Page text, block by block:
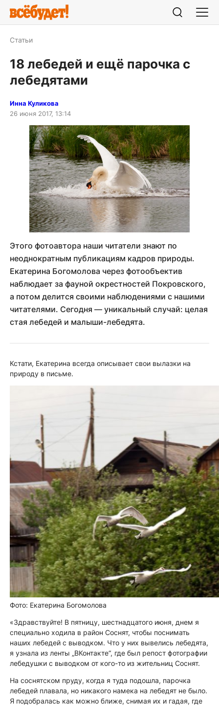
Статьи
18 лебедей и ещё парочка с
лебедятами
Инна Куликова
26 июня 2017, 13:14
Этого фотоавтора наши читатели знают по
неоднократным публикациям кадров природы.
Екатерина Богомолова через фотообъектив
наблюдает за фауной окрестностей Покровского,
а потом делится своими наблюдениями с нашими
читателями. Сегодня — уникальный случай: целая
стая лебедей и малыши-лебедята.
Кстати, Екатерина всегда описывает свои вылазки на
природу в письме.
Фото: Екатерина Богомолова
«Здравствуйте! В пятницу, шестнадцатого июня, днем я
специально ходила в район Соснят, чтобы поснимать
наших лебедей с выводком. Что у них вывелись лебедята,
я узнала из ленты „ВКонтакте“, где был репост фотографии
лебедушки с выводком от кого-то из жительниц Соснят.
На соснятском пруду, когда я туда подошла, парочка
лебедей плавала, но никакого намека на лебедят не было.
Я подобралась как можно ближе, снимая их и гадая, где